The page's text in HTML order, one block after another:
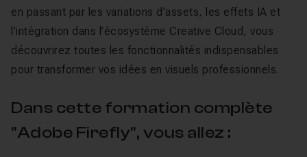
en passant par les variations d’assets, les effets IA et
l’intégration dans l’écosystème Creative Cloud, vous
découvrirez toutes les fonctionnalités indispensables
pour transformer vos idées en visuels professionnels.
Dans cette formation complète
"Adobe Firefly", vous allez :